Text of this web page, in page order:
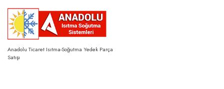
content
Anadolu Ticaret Isıtma-Soğutma Yedek Parça
Satışı